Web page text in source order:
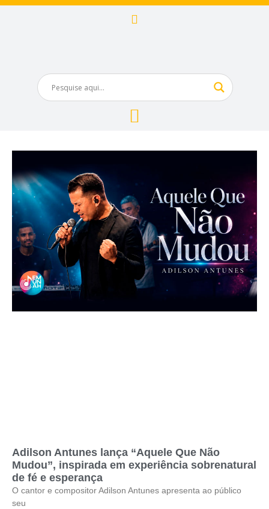
Adilson Antunes lança “Aquele Que Não
Mudou”, inspirada em experiência sobrenatural
de fé e esperança
O cantor e compositor Adilson Antunes apresenta ao público
seu